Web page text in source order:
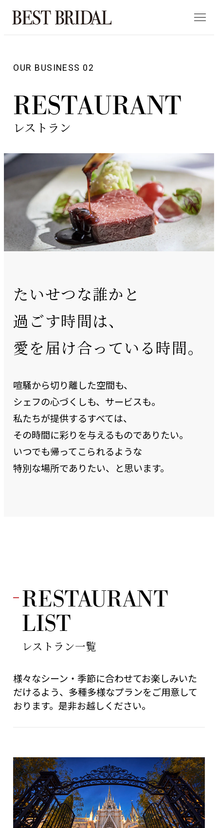
OUR BUSINESS 02
RESTAURANT
レストラン
たいせつな誰かと
過ごす時間は、
愛を届け合っている時間。
喧騒から切り離した空間も、
シェフの心づくしも、サービスも。
私たちが提供するすべては、
その時間に彩りを与えるものでありたい。
いつでも帰ってこられるような
特別な場所でありたい、と思います。
RESTAURANT
LIST
レストラン一覧
様々なシーン・季節に合わせてお楽しみいた
だけるよう、多種多様なプランをご用意して
おります。是非お越しください。